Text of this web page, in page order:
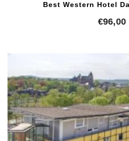
Best Western Hotel
€96,00